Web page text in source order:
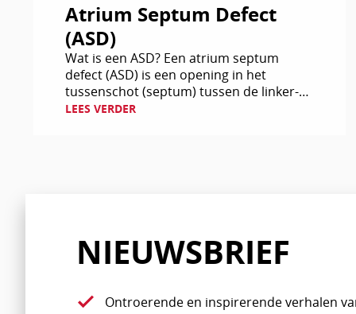
Atrium Septum Defect
(ASD)
Wat is een ASD? Een atrium septum
defect (ASD) is een opening in het
tussenschot (septum) tussen de linker-
en de rechterboezem (ook wel linker- en
LEES VERDER
verder
NIEUWSBRIEF
Ontroerende en inspirerende verhalen